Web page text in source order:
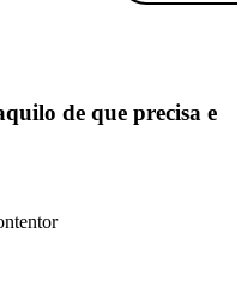
de que precisa e